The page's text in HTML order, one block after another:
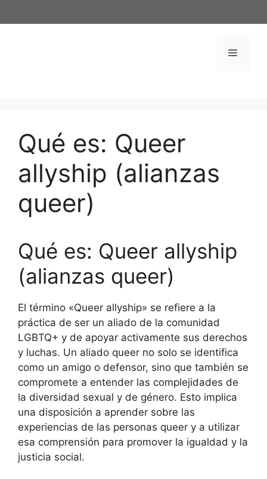
al
Menú
Qué es: Queer
allyship (alianzas
queer)
Qué es: Queer allyship
(alianzas queer)
El término «Queer allyship» se refiere a la
práctica de ser un aliado de la comunidad
LGBTQ+ y de apoyar activamente sus derechos
y luchas. Un aliado queer no solo se identifica
como un amigo o defensor, sino que también se
compromete a entender las complejidades de
la diversidad sexual y de género. Esto implica
una disposición a aprender sobre las
experiencias de las personas queer y a utilizar
esa comprensión para promover la igualdad y la
justicia social.